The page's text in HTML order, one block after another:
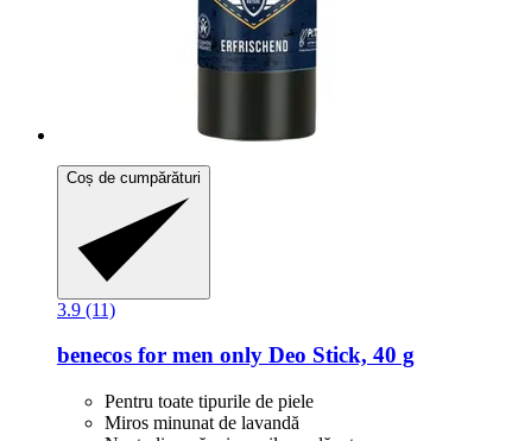
Coș de cumpărături
3.9 (11)
benecos for men only Deo Stick, 40 g
Pentru toate tipurile de piele
Miros minunat de lavandă